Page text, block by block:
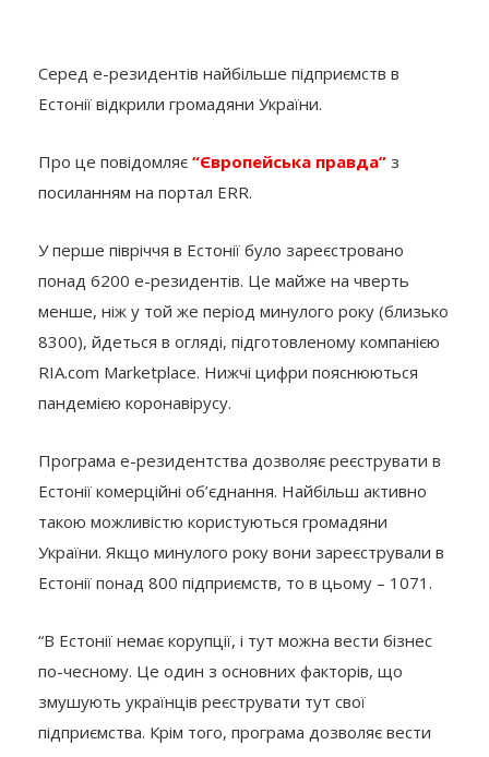
Серед е-резидентів найбільше підприємств в
Естонії відкрили громадяни України.
Про це повідомляє “Європейська правда” з
посиланням на портал ERR.
У перше півріччя в Естонії було зареєстровано
понад 6200 е-резидентів. Це майже на чверть
менше, ніж у той же період минулого року (близько
8300), йдеться в огляді, підготовленому компанією
RIA.com Marketplace. Нижчі цифри пояснюються
пандемією коронавірусу.
Програма е-резидентства дозволяє реєструвати в
Естонії комерційні об’єднання. Найбільш активно
такою можливістю користуються громадяни
України. Якщо минулого року вони зареєстрували в
Естонії понад 800 підприємств, то в цьому – 1071.
“В Естонії немає корупції, і тут можна вести бізнес
по-чесному. Це один з основних факторів, що
змушують українців реєструвати тут свої
підприємства. Крім того, програма дозволяє вести